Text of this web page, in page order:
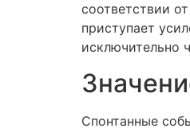
соответствии
приступает
исключительно
Спонтанные